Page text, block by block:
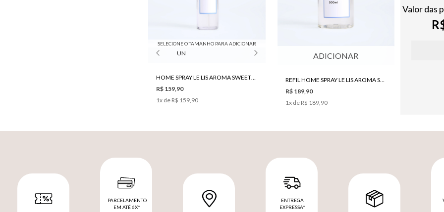
SELECIONE O TAMANHO PARA ADICIONAR
UN
HOME SPRAY LE LIS AROMA SWEETT HOME
R$ 159,90
1x de R$ 159,90
ADICIONAR
REFIL HOME SPRAY LE LIS AROMA SWEET HOME 500MLG
R$ 189,90
1x de R$ 189,90
Valor das
PARCELAMENTO
EM ATÉ 6X*
ENTREGA
EXPRESSA*